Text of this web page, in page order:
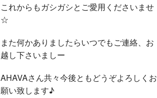
これからもガシガシとご愛用くださいませ
☆
また何かありましたらいつでもご連絡、お
越し下さいましー
AHAVAさん共々今後ともどうぞよろしくお
願い致します♪